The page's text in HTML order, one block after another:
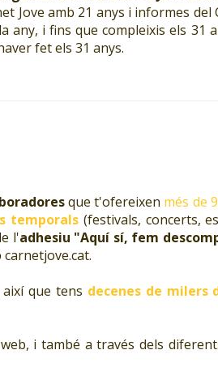
Jove amb 21 anys i informes
i fins que compleixis els 31
fet els 31 anys.
que t'ofereixen més de
temporals (festivals, concerts,
l'adhesiu "Aquí sí, fem
que tens decenes de milers
i també a través dels